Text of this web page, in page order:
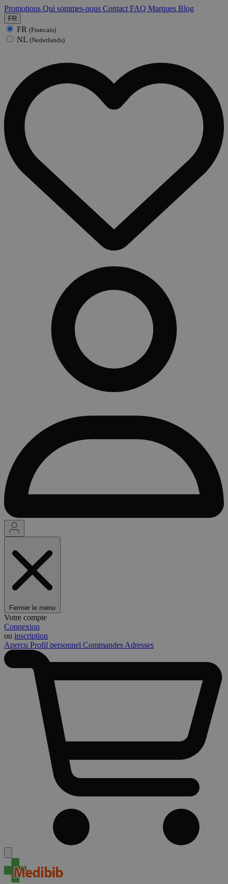
Promotions Qui sommes-nous Contact FAQ Marques Blog
FR
FR (Francais)
NL (Nederlands)
Fermer le menu
Votre compte
Connexion
ou inscription
Aperçu Profil personnel Commandes Adresses